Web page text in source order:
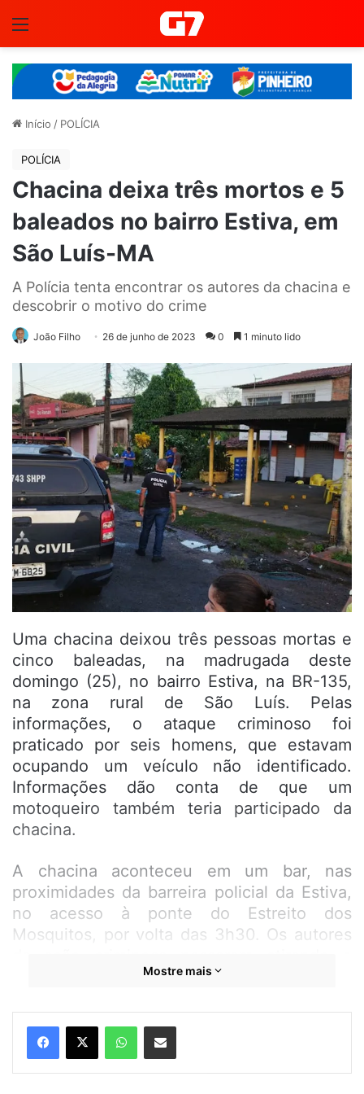
Início / POLÍCIA
POLÍCIA
Chacina deixa três mortos e 5
baleados no bairro Estiva, em
São Luís-MA
A Polícia tenta encontrar os autores da chacina e
descobrir o motivo do crime
João Filho 26 de junho de 2023 0 1 minuto lido
Uma chacina deixou três pessoas mortas e
cinco baleadas, na madrugada deste
domingo (25), no bairro Estiva, na BR-135,
na zona rural de São Luís. Pelas
informações, o ataque criminoso foi
praticado por seis homens, que estavam
ocupando um veículo não identificado.
Informações dão conta de que um
motoqueiro também teria participado da
chacina.
A chacina aconteceu em um bar, nas
proximidades da barreira policial da Estiva,
no acesso à ponte do Estreito dos
Mosquitos, por volta das 3h30. Os autores
balearam as cinco pessoas. Três delas
Os três mortos foram identificados como
Thalyson Silva de Andrade, de 20 anos;
Mostre mais